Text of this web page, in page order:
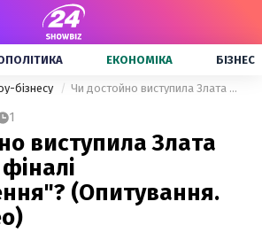
ЕКОНОМІКА БІЗНЕС
бізнесу Чи достойно виступила Злата Огневич у фіналі "Євробачення"? (Опитування. Фото. Відео)
1
виступила Злата
(Опитування.